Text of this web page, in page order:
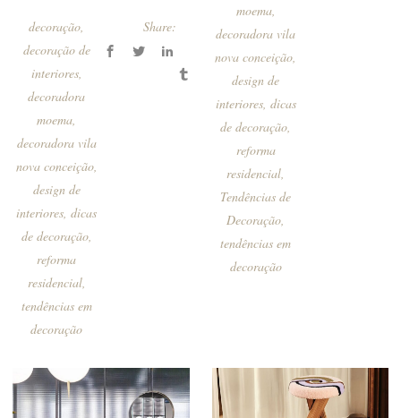
decoração,
decoração de
interiores,
decoradora
moema,
decoradora vila
nova conceição,
design de
interiores,dicas
de decoração,
reforma
residencial,
tendências em
decoração
Share:
moema,
decoradora vila
nova conceição,
design de
interiores, dicas
de decoração,
reforma
residencial,
Tendências de
Decoração,
tendências em
decoração